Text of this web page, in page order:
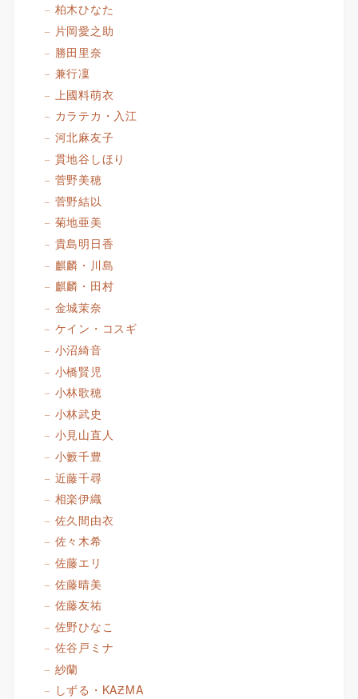
柏木ひなた
片岡愛之助
勝田里奈
兼行凜
上國料萌衣
カラテカ・入江
河北麻友子
貫地谷しほり
菅野美穂
菅野結以
菊地亜美
貴島明日香
麒麟・川島
麒麟・田村
金城茉奈
ケイン・コスギ
小沼綺音
小橋賢児
小林歌穂
小林武史
小見山直人
小籔千豊
近藤千尋
相楽伊織
佐久間由衣
佐々木希
佐藤エリ
佐藤晴美
佐藤友祐
佐野ひなこ
佐谷戸ミナ
紗蘭
しずる・KAƵMA